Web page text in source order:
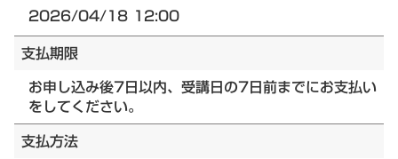
2026/04/18 12:00
支払期限
お申し込み後7日以内、受講日の7日前までにお支払い
をしてください。
支払方法